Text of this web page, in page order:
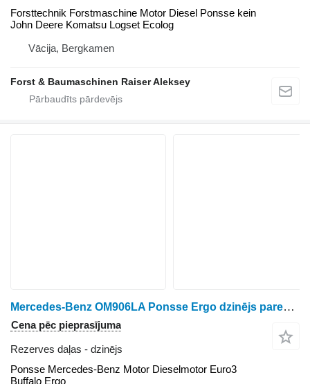
Forsttechnik Forstmaschine Motor Diesel Ponsse kein
John Deere Komatsu Logset Ecolog
Vācija, Bergkamen
Forst & Baumaschinen Raiser Aleksey
Mercedes-Benz OM906LA Ponsse Ergo dzinējs paredzēts meža izstrādāšanas tehnikas
Cena pēc pieprasījuma
Rezerves daļas - dzinējs
Ponsse Mercedes-Benz Motor Dieselmotor Euro3
Buffalo Ergo